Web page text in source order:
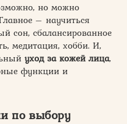
но можно
– научиться
сон, сбалансированное
медитация, хобби. И,
уход за кожей лица,
функции и
по выбору